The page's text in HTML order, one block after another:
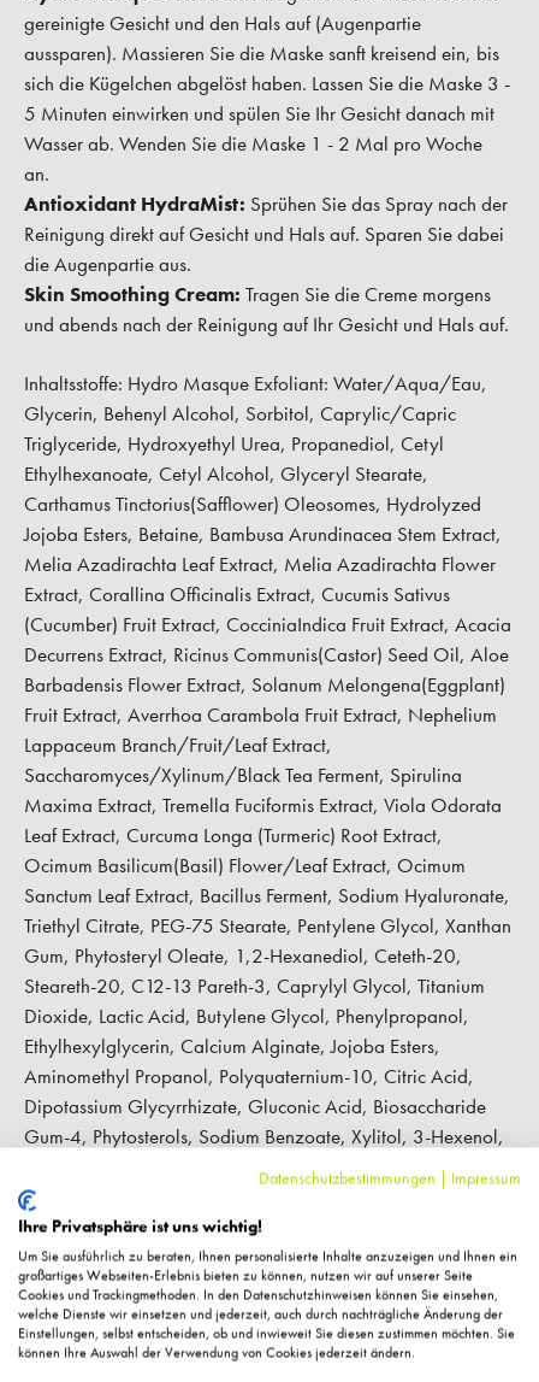
gereinigte Gesicht und den Hals auf (Augenpartie
aussparen). Massieren Sie die Maske sanft kreisend ein, bis
sich die Kügelchen abgelöst haben. Lassen Sie die Maske 3 -
5 Minuten einwirken und spülen Sie Ihr Gesicht danach mit
Wasser ab. Wenden Sie die Maske 1 - 2 Mal pro Woche
an.
Antioxidant HydraMist: Sprühen Sie das Spray nach der
Reinigung direkt auf Gesicht und Hals auf. Sparen Sie dabei
die Augenpartie aus.
Skin Smoothing Cream: Tragen Sie die Creme morgens
und abends nach der Reinigung auf Ihr Gesicht und Hals auf.
Inhaltsstoffe: Hydro Masque Exfoliant: Water/Aqua/Eau,
Glycerin, Behenyl Alcohol, Sorbitol, Caprylic/Capric
Triglyceride, Hydroxyethyl Urea, Propanediol, Cetyl
Ethylhexanoate, Cetyl Alcohol, Glyceryl Stearate,
Carthamus Tinctorius(Safflower) Oleosomes, Hydrolyzed
Jojoba Esters, Betaine, Bambusa Arundinacea Stem Extract,
Melia Azadirachta Leaf Extract, Melia Azadirachta Flower
Extract, Corallina Officinalis Extract, Cucumis Sativus
(Cucumber) Fruit Extract, CocciniaIndica Fruit Extract, Acacia
Decurrens Extract, Ricinus Communis(Castor) Seed Oil, Aloe
Barbadensis Flower Extract, Solanum Melongena(Eggplant)
Fruit Extract, Averrhoa Carambola Fruit Extract, Nephelium
Lappaceum Branch/Fruit/Leaf Extract,
Saccharomyces/Xylinum/Black Tea Ferment, Spirulina
Maxima Extract, Tremella Fuciformis Extract, Viola Odorata
Leaf Extract, Curcuma Longa (Turmeric) Root Extract,
Ocimum Basilicum(Basil) Flower/Leaf Extract, Ocimum
Sanctum Leaf Extract, Bacillus Ferment, Sodium Hyaluronate,
Triethyl Citrate, PEG-75 Stearate, Pentylene Glycol, Xanthan
Gum, Phytosteryl Oleate, 1,2-Hexanediol, Ceteth-20,
Steareth-20, C12-13 Pareth-3, Caprylyl Glycol, Titanium
Dioxide, Lactic Acid, Butylene Glycol, Phenylpropanol,
Ethylhexylglycerin, Calcium Alginate, Jojoba Esters,
Aminomethyl Propanol, Polyquaternium-10, Citric Acid,
Dipotassium Glycyrrhizate, Gluconic Acid, Biosaccharide
Gum-4, Phytosterols, Sodium Benzoate, Xylitol, 3-Hexenol,
Sodium Acetate, Sodium Chloride, Isopropyl Alcohol,
Caprylhydroxamic Acid Antioxidant HydraMist:
Water/Aqua/Eau, Butylene Glycol, PEG-40 Hydrogenated
Castor Oil, Arginine/Lysine Polypeptide, Aloe Barbadensis
Leaf Juice, Sodium Lactate, Sodium PCA, Sorbitol, Proline,
Dipotassium Glycyrrhizate, Methyl Gluceth-20, Camellia
Sinensis Leaf Extract, Sodium Carboxymethyl Beta-Glucan,
Datenschutzbestimmungen | Impressum
Ihre Privatsphäre ist uns wichtig!
Um Sie ausführlich zu beraten, Ihnen personalisierte Inhalte anzuzeigen und Ihnen ein
großartiges Webseiten-Erlebnis bieten zu können, nutzen wir auf unserer Seite
Cookies und Trackingmethoden. In den Datenschutzhinweisen können Sie einsehen,
welche Dienste wir einsetzen und jederzeit, auch durch nachträgliche Änderung der
Einstellungen, selbst entscheiden, ob und inwieweit Sie diesen zustimmen möchten. Sie
können Ihre Auswahl der Verwendung von Cookies jederzeit ändern.